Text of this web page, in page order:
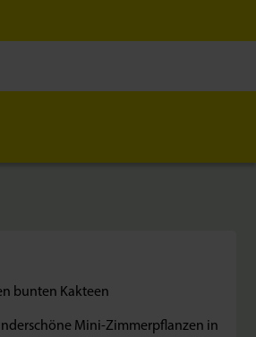
bunten Kakteen
Mini-Zimmerpflanzen in